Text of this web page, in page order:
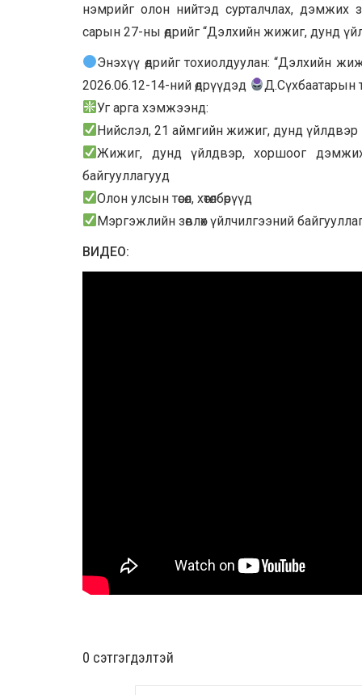
нэмрийг олон нийтэд сурталчлах, дэмжих
сарын 27-ны өдрийг “Дэлхийн жижиг, дунд
Энэхүү өдрийг тохиолдуулан: “Дэлхийн
2026.06.12-14-ний өдрүүдэд
Д.Сүхбаатарын
Уг арга хэмжээнд:
Нийслэл, 21 аймгийн жижиг, дунд үйлдвэр
Жижиг, дунд үйлдвэр, хоршоог дэмжих
байгууллагууд
Олон улсын төсөл, хөтөлбөрүүд
Мэргэжлийн зөвлөх үйлчилгээний
ВИДЕО:
0 cэтгэгдэлтэй